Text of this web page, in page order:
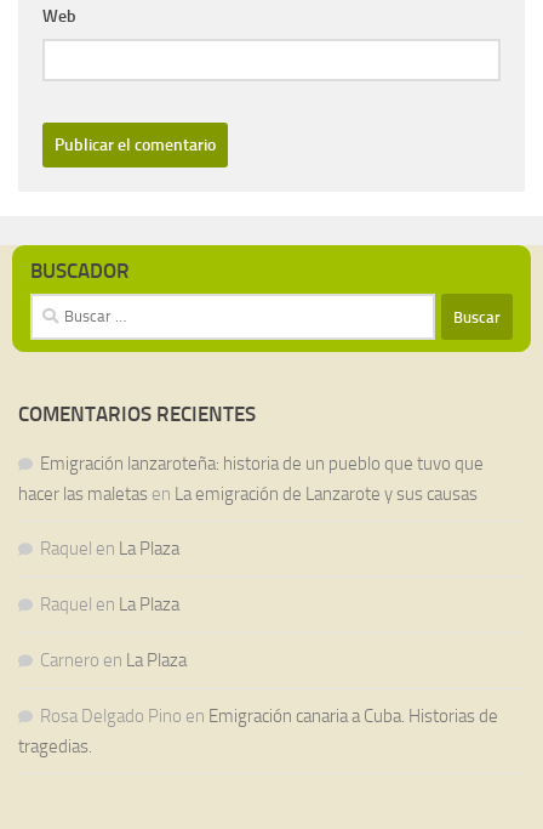
Web
BUSCADOR
Buscar:
COMENTARIOS RECIENTES
Emigración lanzaroteña: historia de un pueblo que tuvo que
hacer las maletas en La emigración de Lanzarote y sus causas
Raquel en La Plaza
Raquel en La Plaza
Carnero en La Plaza
Rosa Delgado Pino en Emigración canaria a Cuba. Historias de
tragedias.